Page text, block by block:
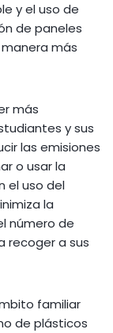
y el uso de
de paneles
más
más
y sus
las emisiones
o usar la
el uso del
la
número de
recoger a sus
familiar
de plásticos